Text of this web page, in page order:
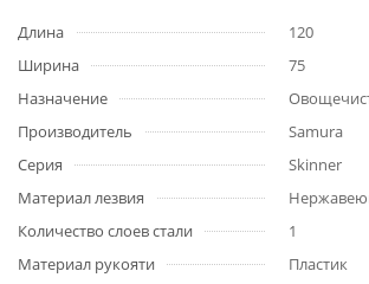
Длина
120
Ширина
75
Назначение
Производитель
Samura
Серия
Skinner
Материал лезвия
Количество слоев стали
1
Материал рукояти
Пластик